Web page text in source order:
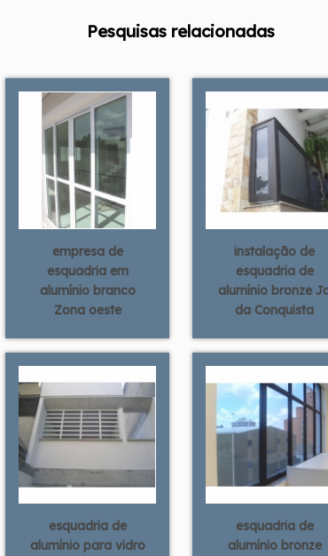
Pesquisas relacionadas
empresa de
esquadria em
alumínio branco
Zona oeste
instalação de
esquadria de
alumínio bronze Jd
da Conquista
esquadria de
alumínio para vidro
esquadria de
alumínio bronze